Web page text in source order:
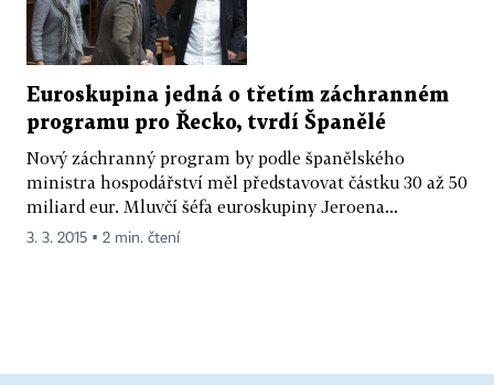
Euroskupina jedná o třetím záchranném
programu pro Řecko, tvrdí Španělé
Nový záchranný program by podle španělského
ministra hospodářství měl představovat částku 30 až 50
miliard eur. Mluvčí šéfa euroskupiny Jeroena...
3. 3. 2015 ▪ 2 min. čtení